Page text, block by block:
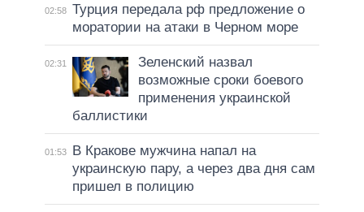
02:58 Турция передала рф предложение о
моратории на атаки в Черном море
02:31
Зеленский назвал
возможные сроки боевого
применения украинской
баллистики
01:53
В Кракове мужчина напал на
украинскую пару, а через два дня сам
пришел в полицию